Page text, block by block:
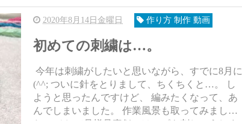
2020年8月14日金曜日 作り方 制作 動画
初めての刺繍は…。
今年は刺繍がしたいと思いながら、すでに8月に
(^^; ついに針をとりまして、ちくちくと…。 し
ようと思ったんですけど、 編みたくなって、あ
んでしまいました。 作業風景も取ってみまし